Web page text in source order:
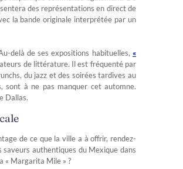
des représentations en direct de
la bande originale interprétée par un
delà de ses expositions habituelles, «
de littérature. Il est fréquenté par
du jazz et des soirées tardives au
sont à ne pas manquer cet automne.
Dallas.
de ce que la ville a à offrir, rendez-
authentiques du Mexique dans
« Margarita Mile » ?